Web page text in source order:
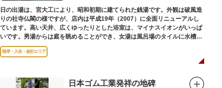
日の出湯は、宮大工により、昭和初期に建てられた銭湯です。外観は破風造
りの社寺仏閣の様ですが、店内は平成19年（2007）に全面リニューアルし
ています。高い天井、広くゆったりとした浴室は、マイナスイオンがいっぱ
いです。男湯からは庭を眺めることができ、女湯は風呂場のタイルに水槽が
はめ込まれ、可愛い金魚が泳いでいます。
根岸・入谷・金杉エリア
日本ゴム工業発祥の地碑